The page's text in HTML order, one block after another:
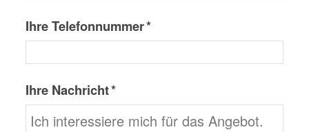
Ihre Telefonnummer *
Ihre Nachricht *